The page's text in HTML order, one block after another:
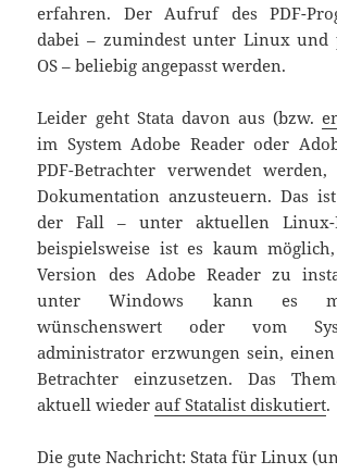
erfahren. Der Aufruf des PDF-
dabei – zumindest unter Linux und
OS – beliebig angepasst werden.
Leider geht Stata davon aus (bzw.
im System Adobe Reader oder
PDF-Betrachter verwendet
Dokumentation anzusteuern. Das
der Fall – unter aktuellen Linux-
beispielsweise ist es kaum
Version des Adobe Reader zu
unter Windows kann es
wünschenswert oder vom
administrator erzwungen sein, einen
Betrachter einzusetzen. Das
aktuell wiederauf Statalist diskutiert.
Die gute Nachricht: Stata für Linux